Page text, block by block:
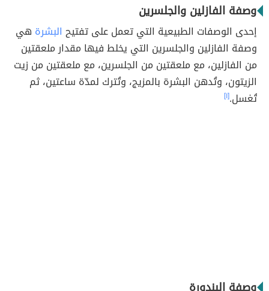
وصفة الفازلين والجلسرين
إحدى الوصفات الطبيعية التي تعمل على تفتيح البشرة هي
وصفة الفازلين والجلسرين التي يخلط فيها مقدار ملعقتين
من الفازلين، مع ملعقتين من الجلسرين، مع ملعقتين من زيت
الزيتون، وتُدهن البشرة بالمزيج، وتُترك لمدّة ساعتين، ثم
تُغسل.[١]